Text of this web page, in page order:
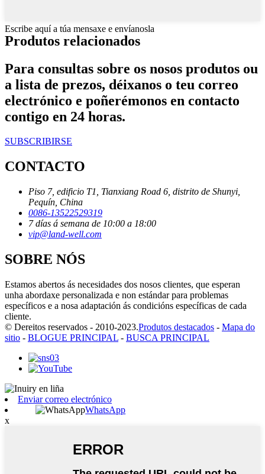
Escribe aquí a túa mensaxe e envíanosla
Produtos relacionados
Para consultas sobre os nosos produtos ou
a lista de prezos, déixanos o teu correo
electrónico e poñerémonos en contacto
contigo en 24 horas.
SUBSCRIBIRSE
CONTACTO
Piso 7, edificio T1, Tianxiang Road 6, distrito de Shunyi,
Pequín, China
0086-13522529319
7 días á semana de 10:00 a 18:00
vip@land-well.com
SOBRE NÓS
Estamos abertos ás necesidades dos nosos clientes, que esperan
unha abordaxe personalizada e non estándar para problemas
específicos e a nosa adaptación ás condicións específicas de cada
cliente.
© Dereitos reservados - 2010-2023.Produtos destacados - Mapa do
sitio - BLOGUE PRINCIPAL - BUSCA PRINCIPAL
Enviar correo electrónico
WhatsApp
x